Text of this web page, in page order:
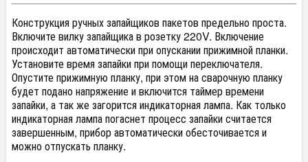
Конструкция ручных запайщиков пакетов предельно проста.
Включите вилку запайщика в розетку 220V. Включение
происходит автоматически при опускании прижимной планки.
Установите время запайки при помощи переключателя.
Опустите прижимную планку, при этом на сварочную планку
будет подано напряжение и включится таймер времени
запайки, а так же загорится индикаторная лампа. Как только
индикаторная лампа погаснет процесс запайки считается
завершенным, прибор автоматически обесточивается и
можно отпускать планку.